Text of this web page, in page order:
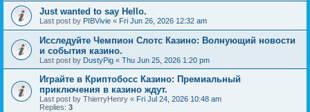
Just wanted to say Hello.
Last post by PIBVivie « Fri Jun 26, 2026 12:32 am
Исследуйте Чемпион Слотс Казино: Волнующий новости
и события казино.
Last post by DustyPig « Thu Jun 25, 2026 1:20 pm
Играйте в Криптобосс Казино: Премиальный
приключения в казино ждут.
Last post by ThierryHenry « Fri Jul 24, 2026 10:48 am
Replies: 3